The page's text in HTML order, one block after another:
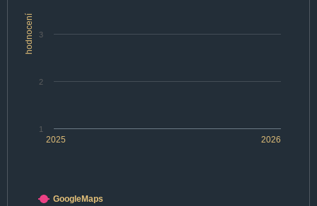
hodnocení
2025 2026
1
2
3
GoogleMaps